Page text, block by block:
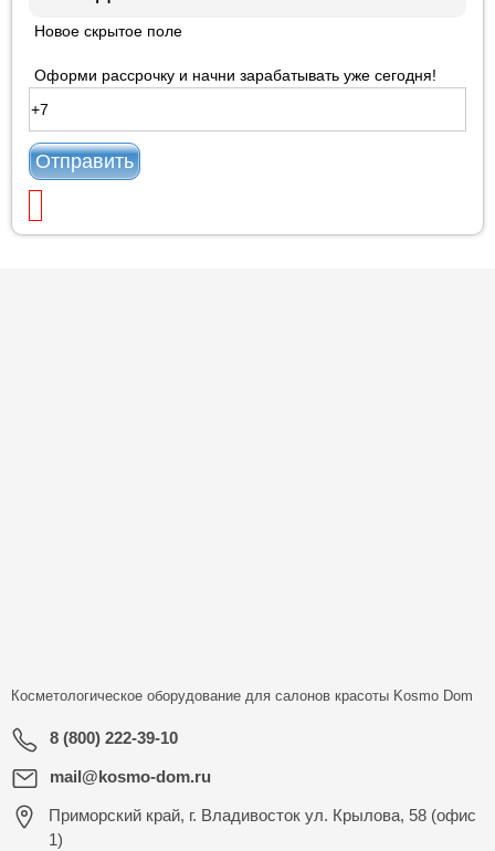
Новое скрытое поле
Оформи рассрочку и начни зарабатывать уже сегодня!
Отправить
Косметологическое оборудование для салонов красоты Kosmo Dom
8 (800) 222-39-10
mail@kosmo-dom.ru
Приморский край, г. Владивосток ул. Крылова, 58 (офис
1)